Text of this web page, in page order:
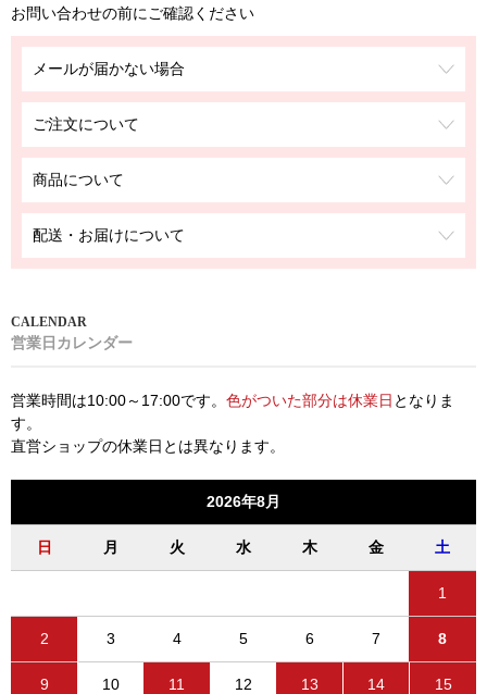
お問い合わせの前にご確認ください
メールが届かない場合
ご注文について
商品について
配送・お届けについて
営業日カレンダー
営業時間は10:00～17:00です。 色がついた部分は休業日 となりま
す。
直営ショップの休業日とは異なります。
2026年8月
日 月 火 水 木 金 土
1
2 3 4 5 6 7 8
9 10 11 12 13 14 15